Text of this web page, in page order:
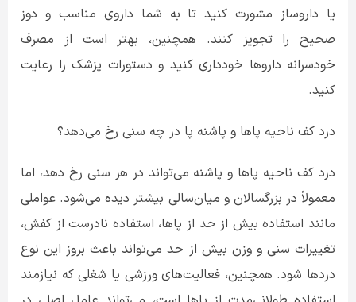
یا داروساز مشورت کنید تا به شما داروی مناسب و دوز
صحیح را تجویز کنند. همچنین، بهتر است از مصرف
خودسرانه داروها خودداری کنید و دستورات پزشک را رعایت
کنید.
درد کف ناحیه پاها و پاشنه پا در چه سنی رخ می‌دهد؟
درد کف ناحیه پاها و پاشنه می‌تواند در هر سنی رخ دهد، اما
معمولاً در بزرگسالان و میان‌سالی بیشتر دیده می‌شود. عواملی
مانند استفاده بیش از حد از پاها، استفاده نادرست از کفش،
تغییرات سنی و وزن بیش از حد می‌تواند باعث بروز این نوع
دردها شود. همچنین، فعالیت‌های ورزشی یا شغلی که نیازمند